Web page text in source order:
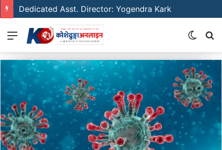
Dedicated Asst. Director: Yogendra Kark
Menu
Switch